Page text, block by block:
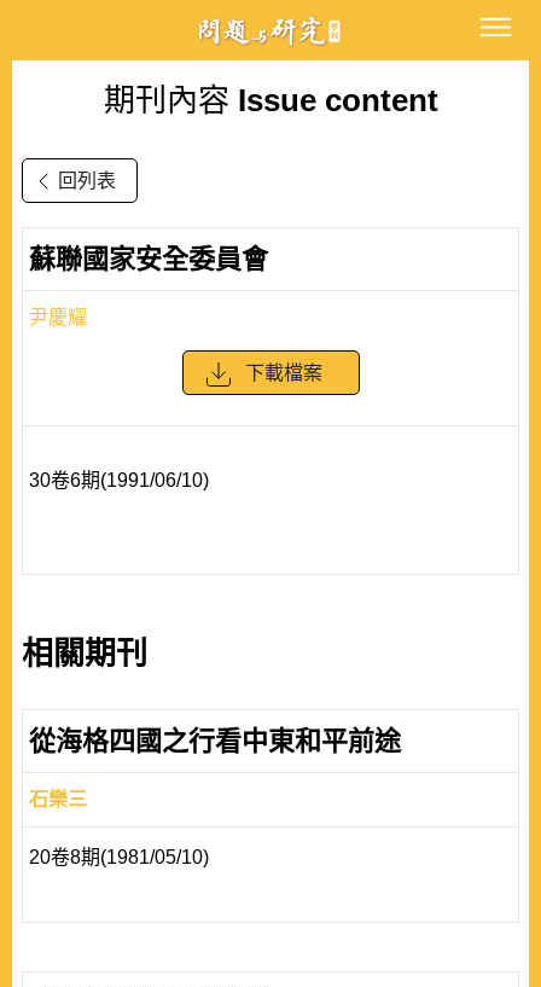
期刊內容 Issue content
回列表
蘇聯國家安全委員會
尹慶耀
下載檔案
30卷6期(1991/06/10)
相關期刊
從海格四國之行看中東和平前途
石樂三
20卷8期(1981/05/10)